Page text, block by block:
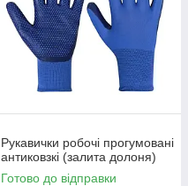
Рукавички робочі прогумовані
антиковзкі (залита долоня)
Готово до відправки